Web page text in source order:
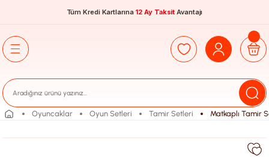
Tüm Kredi Kartlarına 12 Ay Taksit Avantajı
Oyuncaklar Oyun Setleri Tamir Setleri Matkaplı Tamir